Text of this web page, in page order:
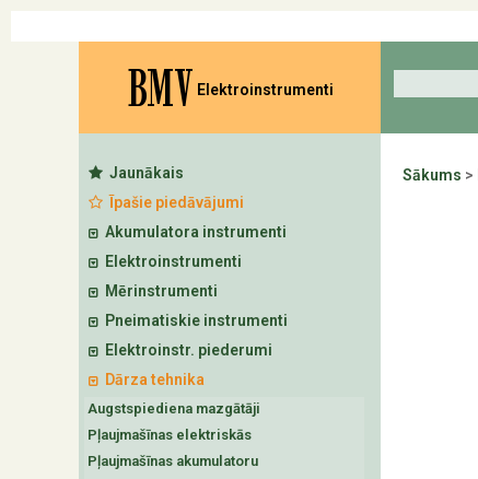
BMV Elektroinstrumenti
Jaunākais
Īpašie piedāvājumi
Akumulatora instrumenti
Elektroinstrumenti
Mērinstrumenti
Pneimatiskie instrumenti
Elektroinstr. piederumi
Dārza tehnika
Augstspiediena mazgātāji
Pļaujmašīnas elektriskās
Pļaujmašīnas akumulatoru
Sākums >